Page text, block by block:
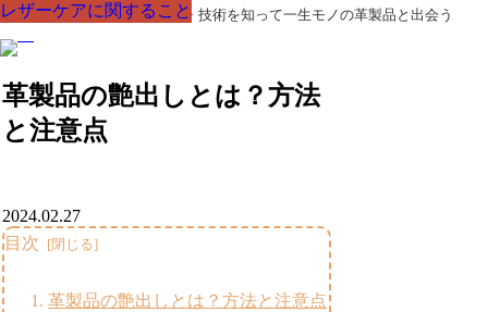
革製品の部品の呼び名・素材・技術を知って一生モノの革製品と出会う
革製品の艶出しとは？方法
と注意点
レザーケアに関すること
2024.02.27
目次
革製品の艶出しとは？方法と注意点
レザーケアに関すること
レザーケアに関すること
レザーケアに関すること
レザーケアに関すること
レザーケアに関すること
レザーケアに関すること